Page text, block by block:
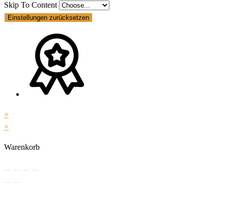
Skip To Content
Einstellungen zurücksetzen
×
×
Warenkorb